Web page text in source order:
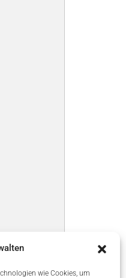
wie Cookies, um